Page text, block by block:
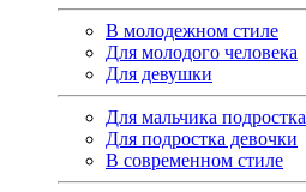
В молодежном стиле
Для молодого человека
Для девушки
Для мальчика подростка
Для подростка девочки
В современном стиле